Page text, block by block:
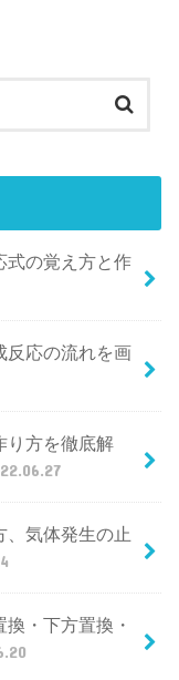
式の覚え方と作
反応の流れを画
り方を徹底解
、気体発生の止
換・下方置換・